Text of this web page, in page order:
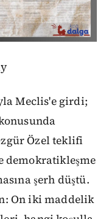
Meclis'e girdi;
Özel teklifi
demokratikleşme
şerh düştü.
On iki maddelik